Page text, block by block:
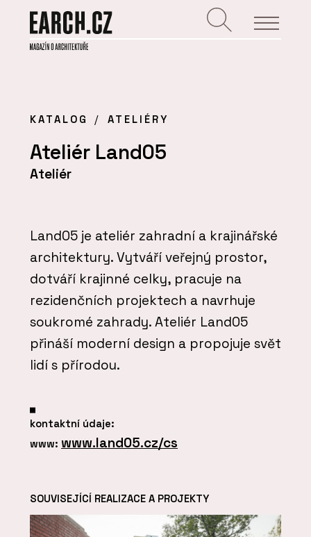
KATALOG ATELIÉRY
Ateliér Land05
Ateliér
Land05 je ateliér zahradní a krajinářské
architektury. Vytváří veřejný prostor,
dotváří krajinné celky, pracuje na
rezidenčních projektech a navrhuje
soukromé zahrady. Ateliér Land05
přináší moderní design a propojuje svět
lidí s přírodou.
kontaktní údaje:
www: www.land05.cz/cs
SOUVISEJÍCÍ REALIZACE A PROJEKTY